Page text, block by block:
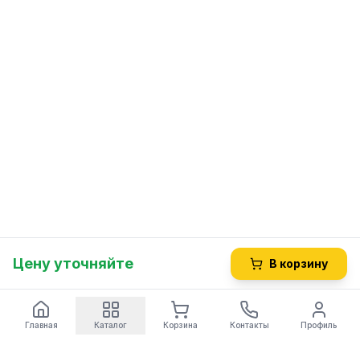
Цену уточняйте В корзину
Главная Каталог Корзина Контакты Профиль